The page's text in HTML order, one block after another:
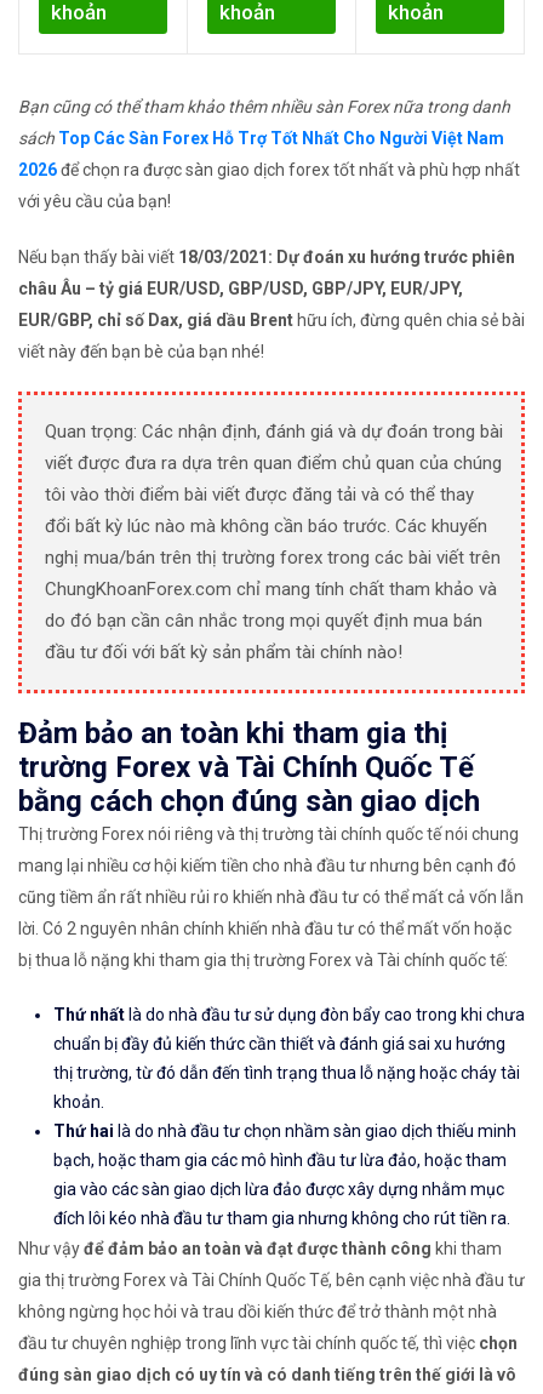
khoản khoản khoản
Bạn cũng có thể tham khảo thêm nhiều sàn Forex nữa trong danh
sách Top Các Sàn Forex Hỗ Trợ Tốt Nhất Cho Người Việt Nam
2026để chọn ra được sàn giao dịch forex tốt nhất và phù hợp nhất
với yêu cầu của bạn!
Nếu bạn thấy bài viết 18/03/2021: Dự đoán xu hướng trước phiên
châu Âu – tỷ giá EUR/USD, GBP/USD, GBP/JPY, EUR/JPY,
EUR/GBP, chỉ số Dax, giá dầu Brent hữu ích, đừng quên chia sẻ bài
viết này đến bạn bè của bạn nhé!
Quan trọng: Các nhận định, đánh giá và dự đoán trong bài
viết được đưa ra dựa trên quan điểm chủ quan của chúng
tôi vào thời điểm bài viết được đăng tải và có thể thay
đổi bất kỳ lúc nào mà không cần báo trước. Các khuyến
nghị mua/bán trên thị trường forex trong các bài viết trên
ChungKhoanForex.com chỉ mang tính chất tham khảo và
do đó bạn cần cân nhắc trong mọi quyết định mua bán
đầu tư đối với bất kỳ sản phẩm tài chính nào!
Đảm bảo an toàn khi tham gia thị
trường Forex và Tài Chính Quốc Tế
bằng cách chọn đúng sàn giao dịch
Thị trường Forex nói riêng và thị trường tài chính quốc tế nói chung
mang lại nhiều cơ hội kiếm tiền cho nhà đầu tư nhưng bên cạnh đó
cũng tiềm ẩn rất nhiều rủi ro khiến nhà đầu tư có thể mất cả vốn lẫn
lời. Có 2 nguyên nhân chính khiến nhà đầu tư có thể mất vốn hoặc
bị thua lỗ nặng khi tham gia thị trường Forex và Tài chính quốc tế:
Thứ nhất là do nhà đầu tư sử dụng đòn bẩy cao trong khi chưa
chuẩn bị đầy đủ kiến thức cần thiết và đánh giá sai xu hướng
thị trường, từ đó dẫn đến tình trạng thua lỗ nặng hoặc cháy tài
khoản.
Thứ hai là do nhà đầu tư chọn nhầm sàn giao dịch thiếu minh
bạch, hoặc tham gia các mô hình đầu tư lừa đảo, hoặc tham
gia vào các sàn giao dịch lừa đảo được xây dựng nhằm mục
đích lôi kéo nhà đầu tư tham gia nhưng không cho rút tiền ra.
Như vậyđể đảm bảo an toàn và đạt được thành công khi tham
gia thị trường Forex và Tài Chính Quốc Tế, bên cạnh việc nhà đầu tư
không ngừng học hỏi và trau dồi kiến thức để trở thành một nhà
đầu tư chuyên nghiệp trong lĩnh vực tài chính quốc tế, thì việc chọn
đúng sàn giao dịch có uy tín và có danh tiếng trên thế giới là vô